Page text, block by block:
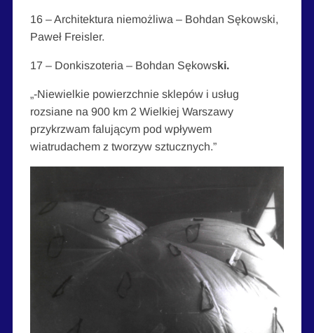
16 – Architektura niemożliwa – Bohdan Sękowski,
Paweł Freisler.
17 – Donkiszoteria – Bohdan Sękowski.
„-Niewielkie powierzchnie sklepów i usług
rozsiane na 900 km 2 Wielkiej Warszawy
przykrzwam falującym pod wpływem
wiatrudachem z tworzyw sztucznych.”